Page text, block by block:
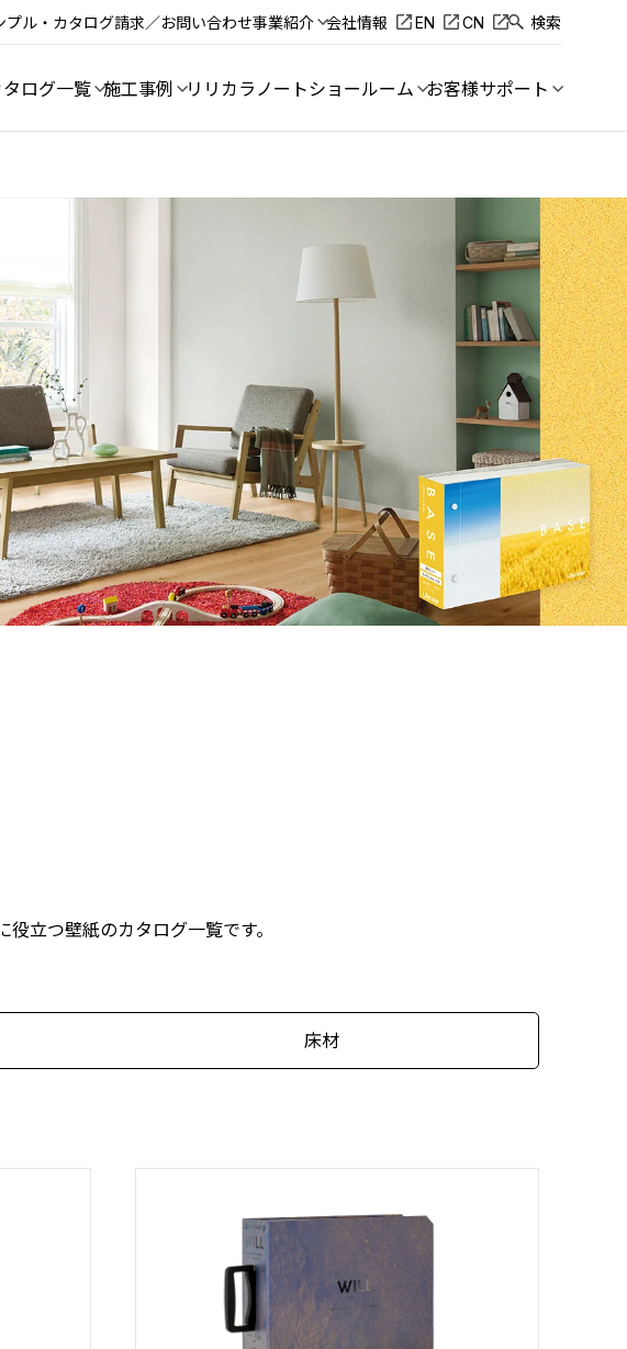
プル・カタログ請求／お問い合わせ事業紹介 会社情報 EN CN 検索
ログ一覧 施工事例 リリカラノートショールーム お客様サポート
立つ壁紙のカタログ一覧です。
床材